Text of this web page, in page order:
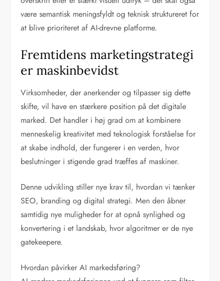
være semantisk meningsfyldt og teknisk struktureret for
at blive prioriteret af AI-drevne platforme.
Fremtidens marketingstrategi
er maskinbevidst
Virksomheder, der anerkender og tilpasser sig dette
skifte, vil have en stærkere position på det digitale
marked. Det handler i høj grad om at kombinere
menneskelig kreativitet med teknologisk forståelse for
at skabe indhold, der fungerer i en verden, hvor
beslutninger i stigende grad træffes af maskiner.
Denne udvikling stiller nye krav til, hvordan vi tænker
SEO, branding og digital strategi. Men den åbner
samtidig nye muligheder for at opnå synlighed og
konvertering i et landskab, hvor algoritmer er de nye
gatekeepere.
Hvordan påvirker AI markedsføring?